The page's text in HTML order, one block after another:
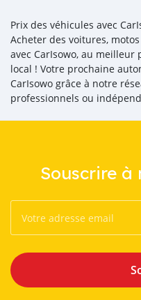
Prix des véhicules avec
Acheter des voitures,
avec CarIsowo, au meilleur
local ! Votre prochaine
CarIsowo grâce à notre
professionnels ou
Souscrire à